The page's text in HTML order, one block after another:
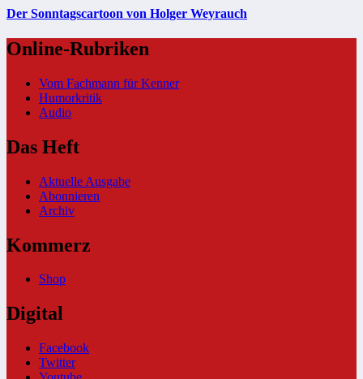
Der Sonntagscartoon von Holger Weyrauch
Online-Rubriken
Vom Fachmann für Kenner
Humorkritik
Audio
Das Heft
Aktuelle Ausgabe
Abonnieren
Archiv
Kommerz
Shop
Digital
Facebook
Twitter